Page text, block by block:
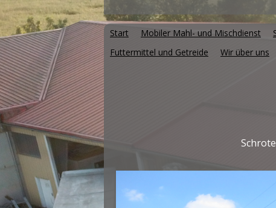
Start Mobiler Mahl- und Mischdienst
Futtermittel und Getreide
Wir über uns